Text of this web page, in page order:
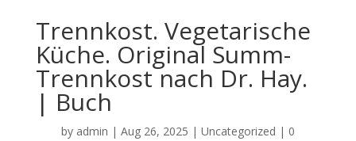
Trennkost. Vegetarische
Küche. Original Summ-
Trennkost nach Dr. Hay.
| Buch
by admin | Aug 26, 2025 | Uncategorized | 0